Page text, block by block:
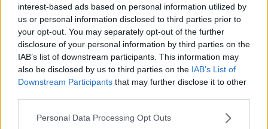
interest-based ads based on personal information utilized by
us or personal information disclosed to third parties prior to
your opt-out. You may separately opt-out of the further
disclosure of your personal information by third parties on the
IAB’s list of downstream participants. This information may
also be disclosed by us to third parties on the IAB’s List of
Downstream Participants that may further disclose it to other
Please note that this website/app uses one or more Google
Personal Data Processing Opt Outs